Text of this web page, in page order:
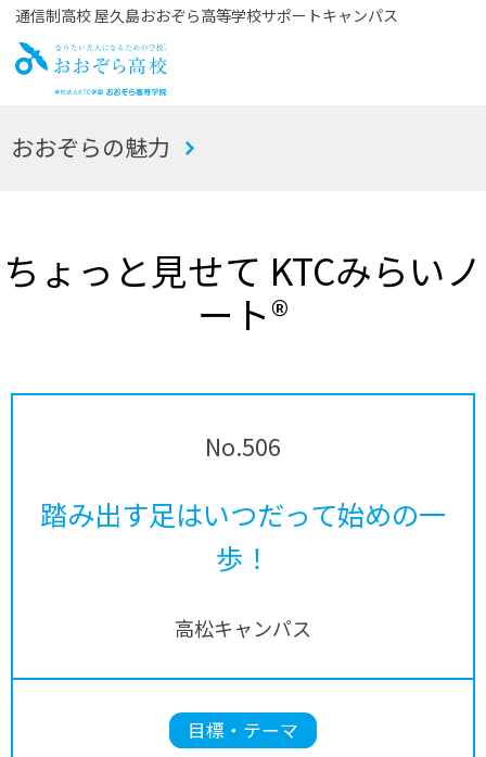
通信制高校 屋久島おおぞら高等学校サポートキャンパス
お
おおぞらの魅力
ちょっと見せて KTCみらいノ
ート®
No.506
踏み出す足はいつだって始めの一
歩！
高松キャンパス
目標・テーマ